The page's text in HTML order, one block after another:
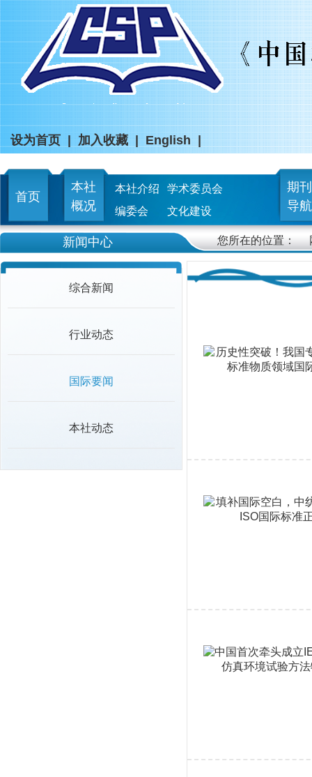
设为首页 加入收藏 English
首页
本社
概况
本社介绍
学术委员会
编委会
文化建设
期刊
导航
新闻中心 您所在的位置：
综合新闻
行业动态
国际要闻
本社动态